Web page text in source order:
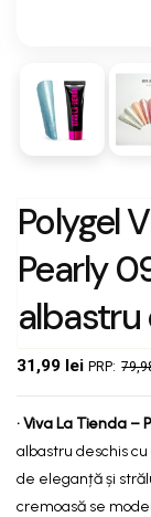
Polygel
Pearly
textură
ocazii
31,99 lei
• Viva La Tienda –
albastru deschis
de eleganță și
cremoasă se